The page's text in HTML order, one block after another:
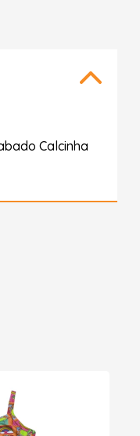
Calcinha